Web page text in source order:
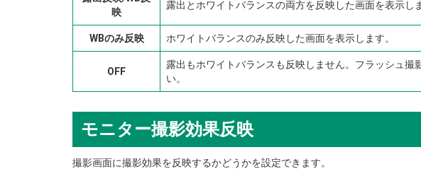
映
露出とホワイトバランスの両方を反映した画面を表示し
WBのみ反映 ホワイトバランスのみ反映した画面を表示します。
OFF
露出もホワイトバランスも反映しません。フラッシュ撮
い。
モニター撮影効果反映
撮影画面に撮影効果を反映するかどうかを設定できます。